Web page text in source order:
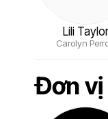
Lili Taylor
Carolyn
Đơn